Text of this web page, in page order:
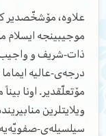
علاوه، مۆشخّصدیر
موجیبینجه ایسلام
ذات-شریف و
درجه‌ی-عالیه
مۆتعلّقدیر. اونا
ویلایتلرین
سیلسیله‌ی-